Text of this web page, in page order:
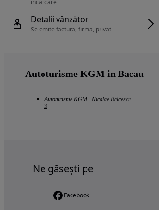
Detalii vânzător
Se emite factura, firma, privat
Autoturisme KGM in Bacau
Autoturisme KGM - Nicolae Balcescu
3
Ne găsești pe
Facebook